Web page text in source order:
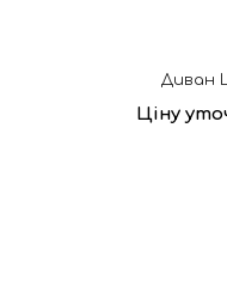
Диван
Ціну